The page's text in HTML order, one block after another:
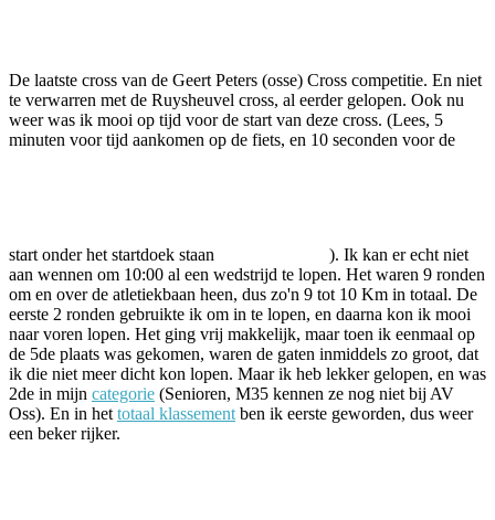
De laatste cross van de Geert Peters (osse) Cross competitie. En niet
te verwarren met de Ruysheuvel cross, al eerder gelopen. Ook nu
weer was ik mooi op tijd voor de start van deze cross. (Lees, 5
minuten voor tijd aankomen op de fiets, en 10 seconden voor de
start onder het startdoek staan
). Ik kan er echt niet
aan wennen om 10:00 al een wedstrijd te lopen. Het waren 9 ronden
om en over de atletiekbaan heen, dus zo'n 9 tot 10 Km in totaal. De
eerste 2 ronden gebruikte ik om in te lopen, en daarna kon ik mooi
naar voren lopen. Het ging vrij makkelijk, maar toen ik eenmaal op
de 5de plaats was gekomen, waren de gaten inmiddels zo groot, dat
ik die niet meer dicht kon lopen. Maar ik heb lekker gelopen, en was
2de in mijn categorie (Senioren, M35 kennen ze nog niet bij AV
Oss). En in het totaal klassement ben ik eerste geworden, dus weer
een beker rijker.